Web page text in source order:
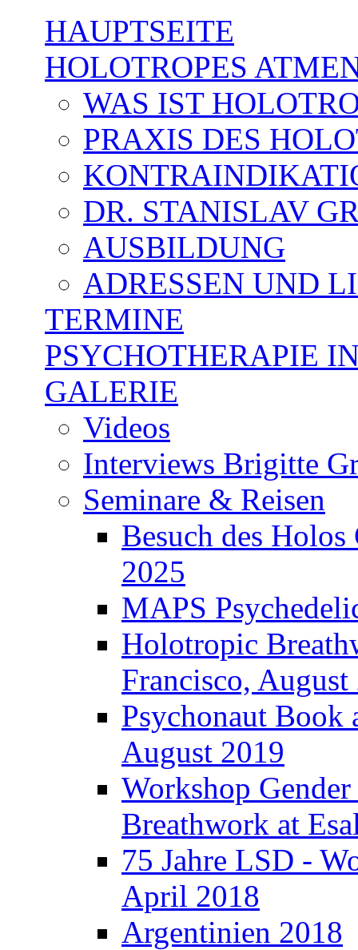
Direkt zum Inhalt
HAUPTSEITE
HOLOTROPES
WAS IST
PRAXIS DES
DR. STANISLAV
AUSBILDUNG
ADRESSEN UND
TERMINE
PSYCHOTHERAPIE
GALERIE
Videos
Interviews Brigitte
Seminare & Reisen
Besuch des
2025
MAPS
Holotropic
Francisco, August
Psychonaut Book
August 2019
Workshop
Breathwork at
75 Jahre LSD -
April 2018
Argentinien 2018